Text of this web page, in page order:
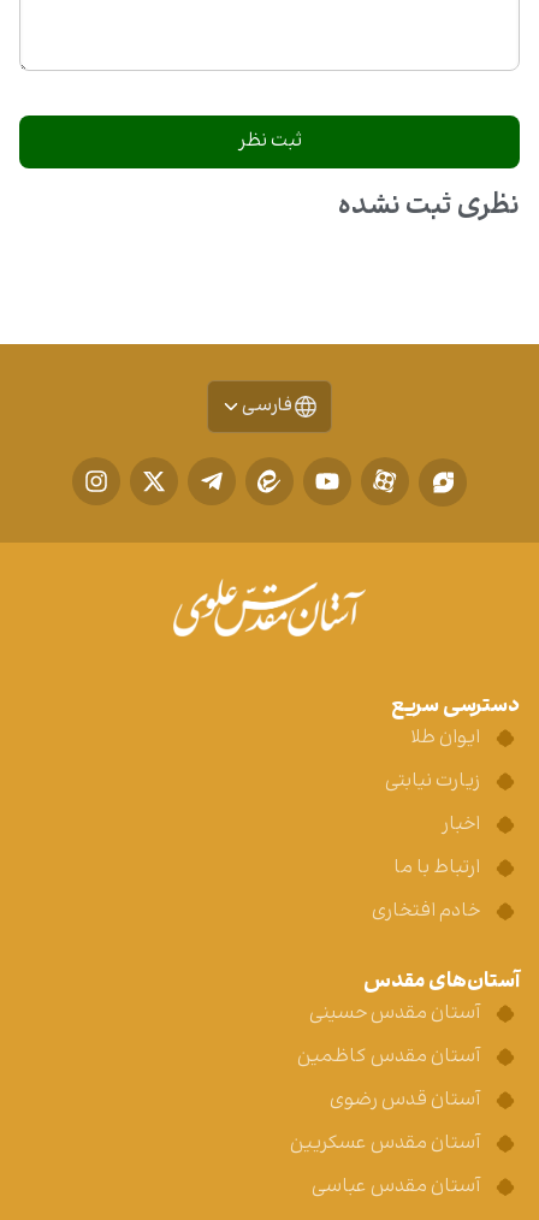
نظری ثبت نشده
فارسی
دسترسی سریع
ایوان طلا
زیارت نیابتی
اخبار
ارتباط با ما
خادم افتخاری
آستان‌های مقدس
آستان مقدس حسینی
آستان مقدس کاظمین
آستان قدس رضوی
آستان مقدس عسکریین
آستان مقدس عباسی